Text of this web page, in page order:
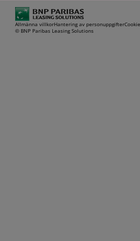
Allmänna villkorHantering av personuppgifter
© BNP Paribas Leasing Solutions